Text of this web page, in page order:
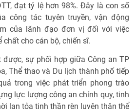
đạt tỷ lệ hơn 98%. Đây là con số
công tác tuyên truyền, vận động
của lãnh đạo đơn vị đối với việc
chất cho cán bộ, chiến sĩ.
sự phối hợp giữa Công an TP
Thể thao và Du lịch thành phố tiếp
trong việc phát triển phong trào
lực lượng công an chính quy, tinh
lan tỏa tinh thần rèn luyện thân thể